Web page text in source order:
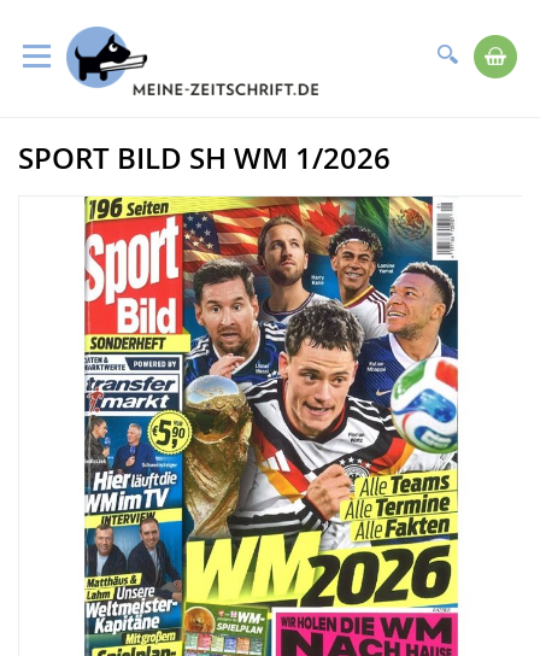
Suche
zum
Inhalt
Zum
Bildergalerie
springen
SPORT BILD SH WM 1/2026